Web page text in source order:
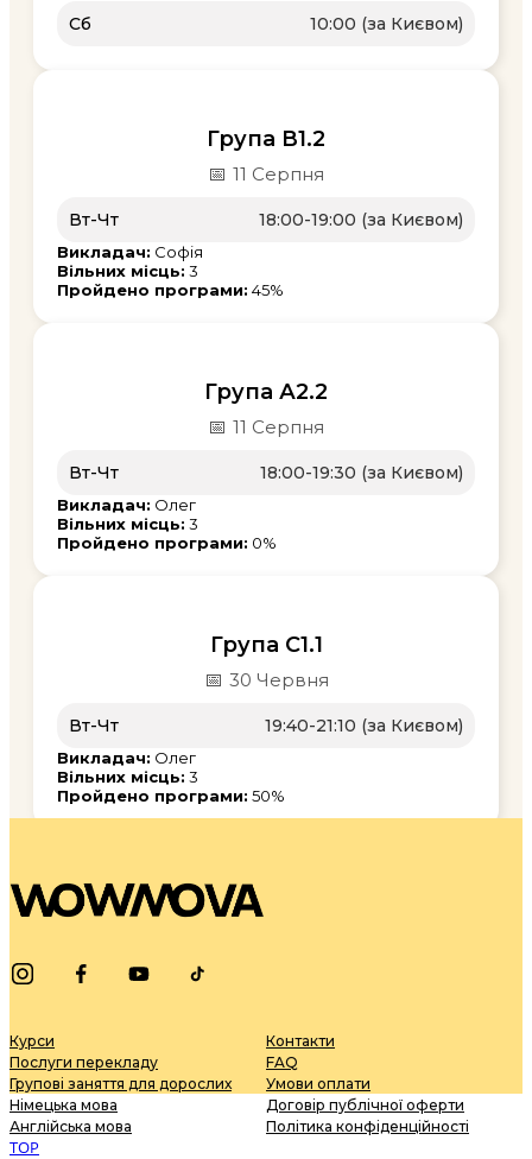
Сб 10:00 (за Києвом)
Група В1.2
📅 11 Серпня
Вт-Чт 18:00-19:00 (за Києвом)
Викладач: Софія
Вільних місць: 3
Пройдено програми: 45%
Група А2.2
📅 11 Серпня
Вт-Чт 18:00-19:30 (за Києвом)
Викладач: Олег
Вільних місць: 3
Пройдено програми: 0%
Група С1.1
📅 30 Червня
Вт-Чт 19:40-21:10 (за Києвом)
Викладач: Олег
Вільних місць: 3
Пройдено програми: 50%
Курси
Послуги перекладу
Групові заняття для дорослих
Німецька мова
Англійська мова
Контакти
FAQ
Умови оплати
Договір публічної оферти
Політика конфіденційності
TOP